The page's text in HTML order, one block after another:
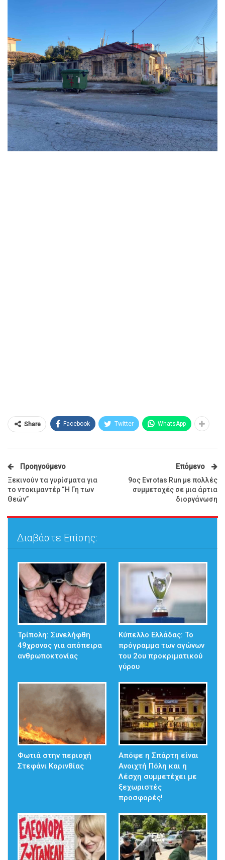
Share Facebook Twitter WhatsApp
Προηγούμενο
Ξεκινούν τα γυρίσματα για
το ντοκιμαντέρ “Η Γη των
Θεών”
Επόμενο
9ος Evrotas Run με πολλές
συμμετοχές σε μια άρτια
διοργάνωση
Διαβάστε Επίσης:
Τρίπολη: Συνελήφθη
49χρονος για απόπειρα
ανθρωποκτονίας
Κύπελλο Ελλάδας: Το
πρόγραμμα των αγώνων
του 2ου προκριματικού
γύρου
Φωτιά στην περιοχή
Στεφάνι Κορινθίας
Απόψε η Σπάρτη είναι
Ανοιχτή Πόλη και η
Λέσχη συμμετέχει με
ξεχωριστές
προσφορές!